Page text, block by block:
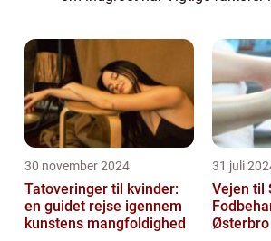
Indgroet hår er en fælles og
tilstand, s...
30 november 2024
Tatoveringer til kvinder:
en guidet rejse igennem
kunstens mangfoldighed
31 juli
Vejen til
Østerbro